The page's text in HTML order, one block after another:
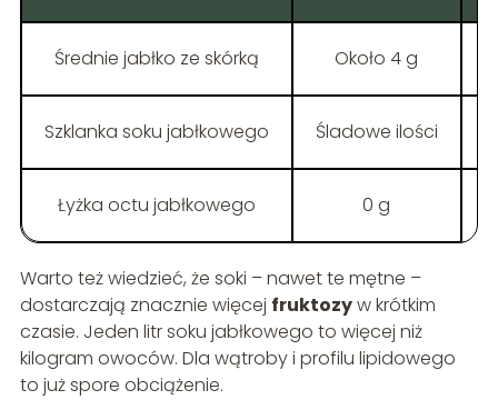
Średnie jabłko ze skórką Około 4 g
Szklanka soku jabłkowego Śladowe ilości
Łyżka octu jabłkowego 0 g
Warto też wiedzieć, że soki – nawet te mętne –
dostarczają znacznie więcej fruktozyw krótkim
czasie. Jeden litr soku jabłkowego to więcej niż
kilogram owoców. Dla wątroby i profilu lipidowego
to już spore obciążenie.